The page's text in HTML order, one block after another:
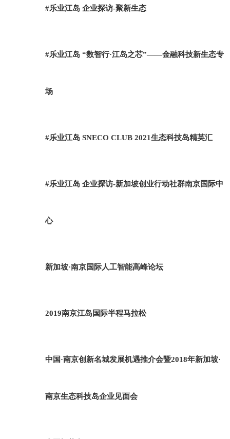
#乐业江岛 企业探访-聚新生态
#乐业江岛 “数智行·江岛之芯”——金融科技新生态专
场
#乐业江岛 SNECO CLUB 2021生态科技岛精英汇
#乐业江岛 企业探访-新加坡创业行动社群南京国际中
心
新加坡·南京国际人工智能高峰论坛
2019南京江岛国际半程马拉松
中国·南京创新名城发展机遇推介会暨2018年新加坡·
南京生态科技岛企业见面会